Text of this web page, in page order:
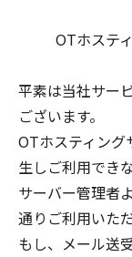
OTホステ
平素は当社サー
ございます。
OTホスティング
生しご利用でき
サーバー管理者
通りご利用いた
もし、メール送